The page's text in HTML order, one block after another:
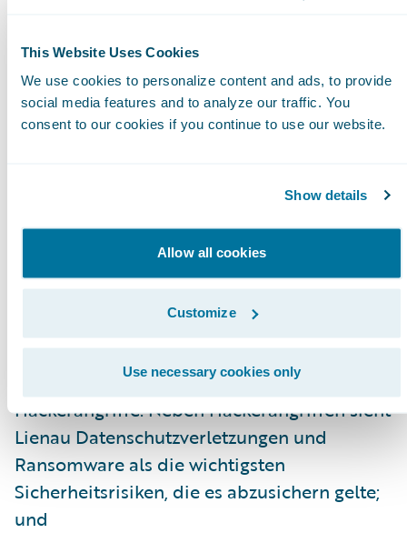
This Website Uses Cookies
We use cookies to personalize content and ads, to provide
social media features and to analyze our traffic. You
consent to our cookies if you continue to use our website.
Show details
Allow all cookies
Customize
Use necessary cookies only
HDI Global SE: Philipp Lienau,
Produktmanager Cyber und
Vermögenshaftpflicht, lieferte eine
Einschätzung zu Cyberrisiken aus der Sicht
die Anzahl der Fälle von Cyberkriminalität
nie zuvor sei und sich durch Corona neue
Angriffsrisiken ergäben. Auch IoT-
Umgebungen in der Produktion seien
gefährdet, und besonders der Mittelstand
kämpfe mit längeren
Betriebsunterbrechungen durch
Hackerangriffe. Neben Hackerangriffen sieht
Lienau Datenschutzverletzungen und
Ransomware als die wichtigsten
Sicherheitsrisiken, die es abzusichern gelte;
und